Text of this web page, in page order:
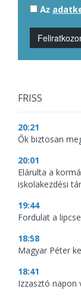
Az
FRISS
20:21
Ők biztosan
20:01
Elárulta a
iskolakezdési
19:44
Fordulat a
18:58
Magyar Péter
18:41
Izzasztó napon